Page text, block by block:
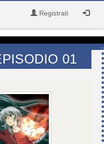
Registrati
01